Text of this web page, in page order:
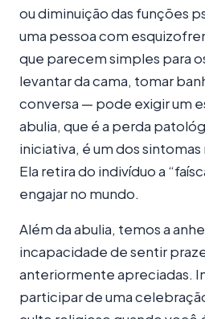
ou diminuição das funções
uma pessoa com
que parecem simples para
levantar da cama, tomar
conversa — pode exigir um
abulia, que é a perda
iniciativa, é um dos
Ela retira do indivíduo a
engajar no mundo.
Além da abulia, temos a
incapacidade de sentir
anteriormente apreciadas.
participar de uma